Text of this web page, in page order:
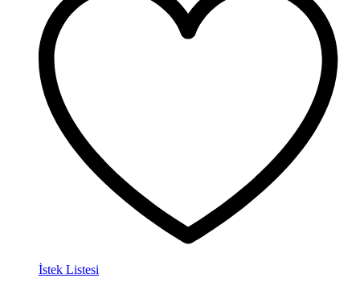
İstek Listesi